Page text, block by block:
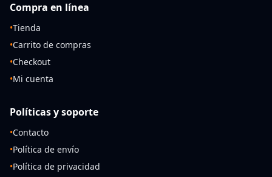
Compra en línea
•Tienda
•Carrito de compras
•Checkout
•Mi cuenta
Políticas y soporte
•Contacto
•Política de envío
•Política de privacidad